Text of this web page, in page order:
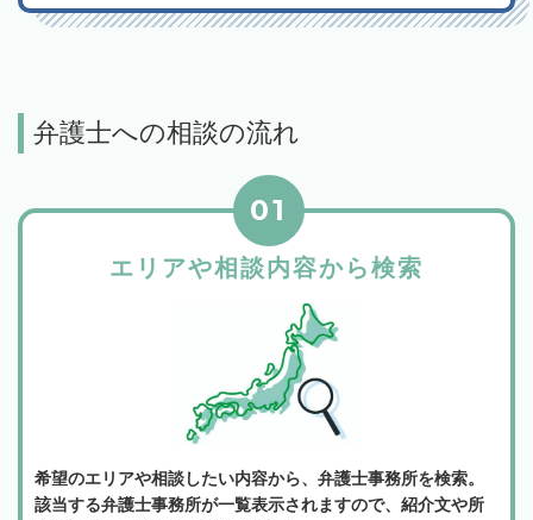
弁護士への相談の流れ
エリアや相談内容から検索
01
希望のエリアや相談したい内容から、弁護士事務所を検索。
該当する弁護士事務所が一覧表示されますので、紹介文や所